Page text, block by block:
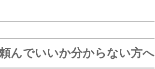
んでいいか分からない方へ